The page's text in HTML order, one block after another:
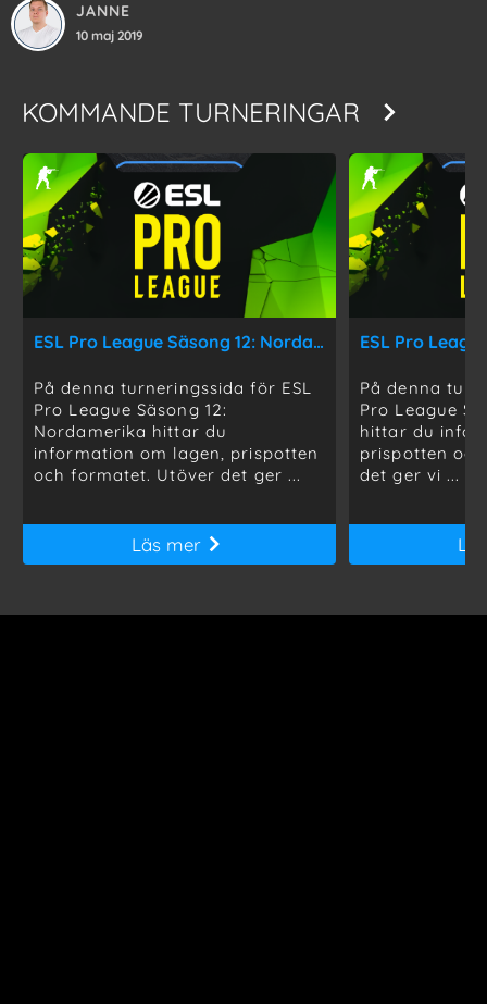
JANNE
10 maj 2019
KOMMANDE TURNERINGAR
ESL Pro League Säsong 12: Nordamerika
På denna turneringssida för ESL
Pro League Säsong 12:
Nordamerika hittar du
information om lagen, prispotten
och formatet. Utöver det ger ...
Läs mer
ESL Pro
På denna
Pro League
hittar du
prispotten
det ger vi ...